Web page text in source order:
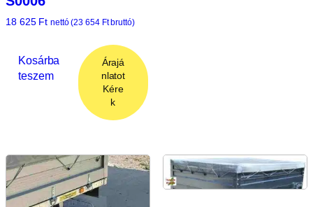
18 625 Ft nettó (23 654 Ftbruttó)
Kosárba
teszem
Árajá
nlatot
Kére
k